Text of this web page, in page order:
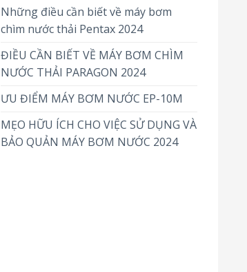
Những điều cần biết về máy bơm
chìm nước thải Pentax 2024
ĐIỀU CẦN BIẾT VỀ MÁY BƠM CHÌM
NƯỚC THẢI PARAGON 2024
ƯU ĐIỂM MÁY BƠM NƯỚC EP-10M
MẸO HỮU ÍCH CHO VIỆC SỬ DỤNG VÀ
BẢO QUẢN MÁY BƠM NƯỚC 2024